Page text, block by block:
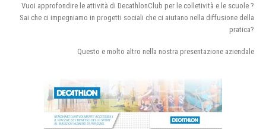
Vuoi approfondire le attività di DecathlonClub per le colletività e le scuole ?
Sai che ci impegniamo in progetti sociali che ci aiutano nella diffusione della
pratica?
Questo e molto altro nella nostra presentazione aziendale